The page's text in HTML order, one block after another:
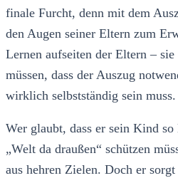
finale Furcht, denn mit dem
den Augen seiner Eltern zum
Lernen aufseiten der Eltern – sie
müssen, dass der Auszug
wirklich selbstständig sein muss.
Wer glaubt, dass er sein Kind
„Welt da draußen“ schützen
aus hehren Zielen. Doch er